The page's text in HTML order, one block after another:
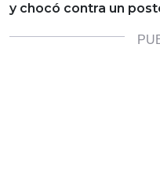
y chocó contra un